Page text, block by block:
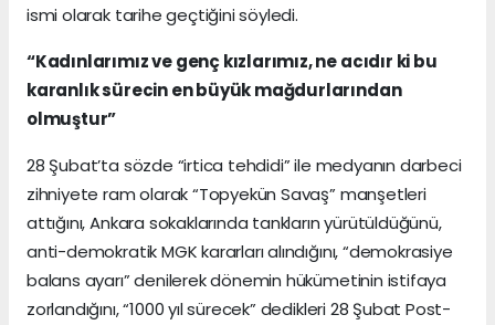
ismi olarak tarihe geçtiğini söyledi.
“Kadınlarımız ve genç kızlarımız, ne acıdır ki bu
karanlık sürecin en büyük mağdurlarından
olmuştur”
28 Şubat’ta sözde “irtica tehdidi” ile medyanın darbeci
zihniyete ram olarak “Topyekün Savaş” manşetleri
attığını, Ankara sokaklarında tankların yürütüldüğünü,
anti-demokratik MGK kararları alındığını, “demokrasiye
balans ayarı” denilerek dönemin hükümetinin istifaya
zorlandığını, “1000 yıl sürecek” dedikleri 28 Şubat Post-